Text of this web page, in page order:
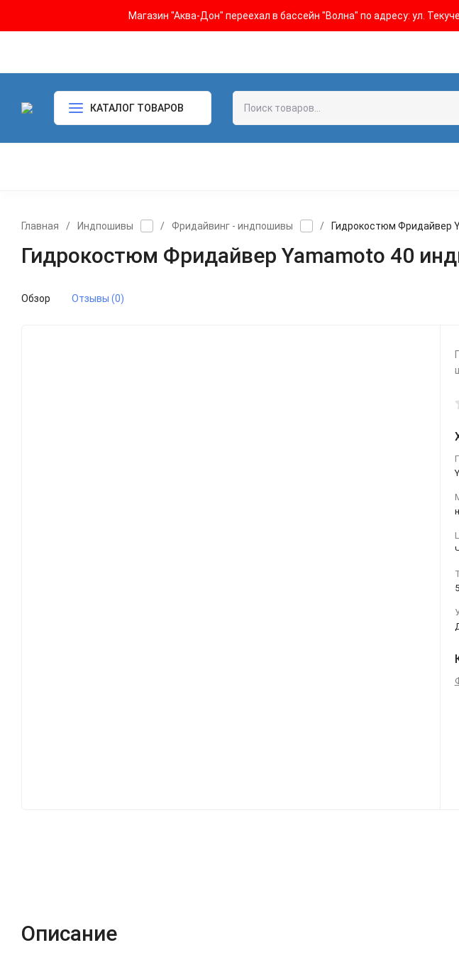
Магазин "Аква-Дон" переехал в бассейн "Волна" по адресу: ул.
КАТАЛОГ ТОВАРОВ
Главная / Индпошивы / Фридайвинг - индпошивы / Гидрокостюм Фридайвер
Гидрокостюм Фридайвер Yamamoto 40
Обзор Отзывы (0)
Описание